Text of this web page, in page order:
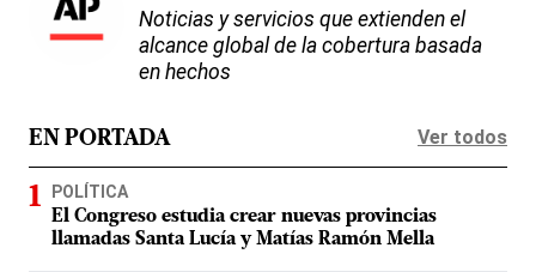
Noticias y servicios que extienden el
alcance global de la cobertura basada
en hechos
EN PORTADA Ver todos
POLÍTICA
El Congreso estudia crear nuevas provincias
llamadas Santa Lucía y Matías Ramón Mella